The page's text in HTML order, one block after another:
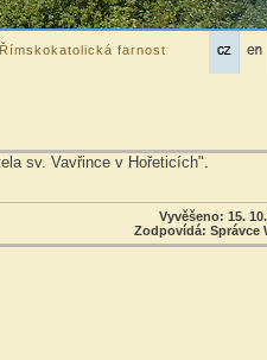
Římskokatolická farnost
sv. Vavřince v Hořeticích".
Vyvěšeno: 15.
Zodpovídá: Správce